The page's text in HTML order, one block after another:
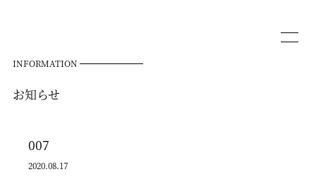
INFORMATION
お知らせ
007
2020.08.17